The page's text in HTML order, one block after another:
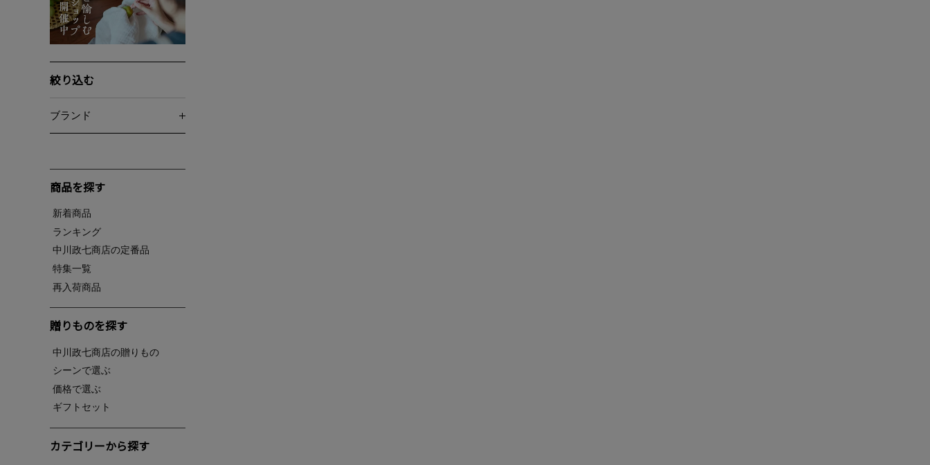
絞り込む
ブランド
商品を探す
新着商品
ランキング
中川政七商店の定番品
特集一覧
再入荷商品
贈りものを探す
中川政七商店の贈りもの
シーンで選ぶ
価格で選ぶ
ギフトセット
カテゴリーから探す